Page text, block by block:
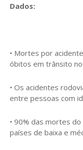
Dados:
• Mortes por
óbitos em trânsito no
• Os acidentes
entre pessoas com
• 90% das mortes
países de baixa e